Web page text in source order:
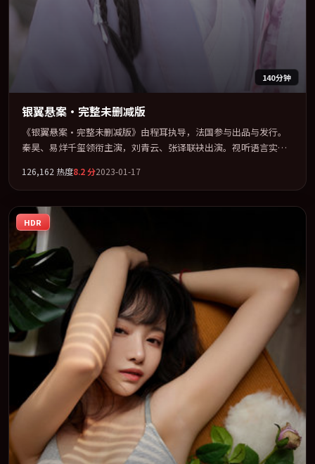
140分钟
银翼悬案·完整未删减版
《银翼悬案·完整未删减版》由程耳执导，法国参与出品与发行。
秦昊、易烊千玺领衔主演，刘青云、张译联袂出演。视听语言实验
叙事、表演与视听上力求统一。定于 2023-02-24 在内地院线及主流
平台同步亮相，2023 年度话题片中口碑稳健，适合喜欢强情节与人
物弧光的观众完整观看。
126,162 热度8.2分2023-01-17
HDR